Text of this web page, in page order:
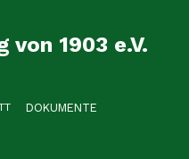
von 1903 e.V.
DOKUMENTE